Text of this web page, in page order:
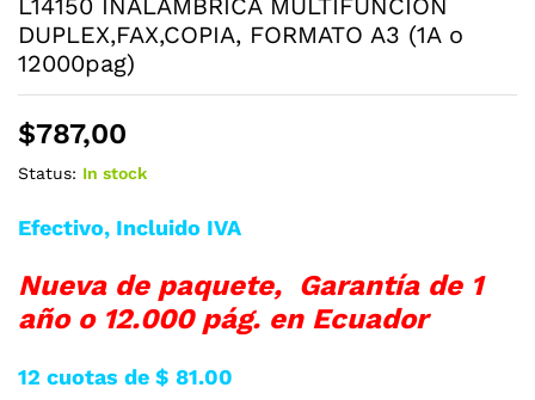
L14150 INALÁMBRICA MULTIFUNCION
DUPLEX,FAX,COPIA, FORMATO A3 (1A o
12000pag)
$787,00
Status: In stock
Efectivo, Incluido IVA
Nueva de paquete, Garantía de 1
año o 12.000 pág. en Ecuador
12 cuotas de $ 81.00